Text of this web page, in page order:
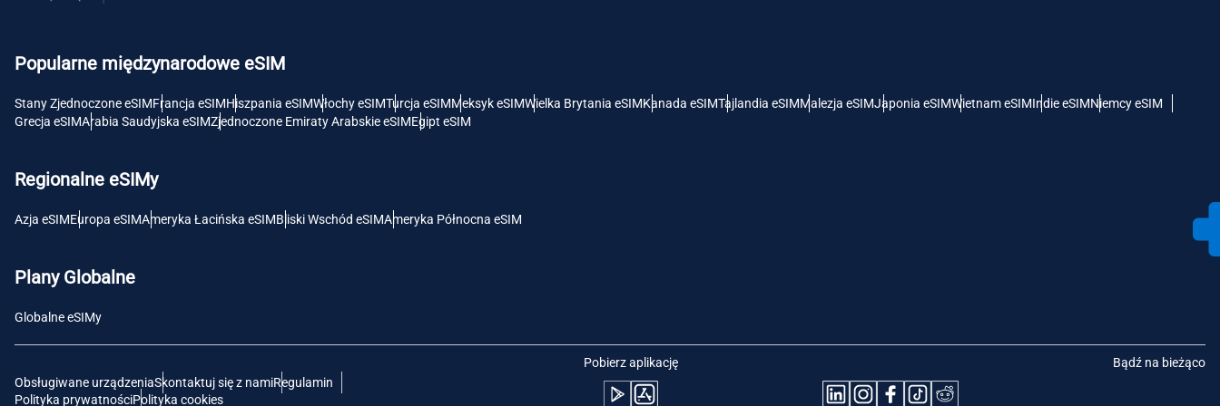
Popularne międzynarodowe eSIM
Stany Zjednoczone eSIMFrancja eSIMHiszpania eSIMWłochy eSIMTurcja eSIMMeksyk eSIMWielka Brytania eSIMKanada eSIMTajlandia eSIMMalezja eSIMJaponia eSIMWietnam eSIMIndie eSIMNiemcy eSIM
Grecja eSIMArabia Saudyjska eSIMZjednoczone Emiraty Arabskie eSIMEgipt eSIM
Regionalne eSIMy
Azja eSIMEuropa eSIMAmeryka Łacińska eSIMBliski Wschód eSIMAmeryka Północna eSIM
Plany Globalne
Globalne eSIMy
Obsługiwane urządzeniaSkontaktuj się z namiRegulamin
Polityka prywatnościPolityka cookies
Pobierz aplikację Bądź na bieżąco
Deutsch
Português
THB - Bat